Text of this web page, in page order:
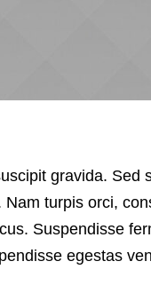
gravida.
turpis orci,
Suspendisse
egestas